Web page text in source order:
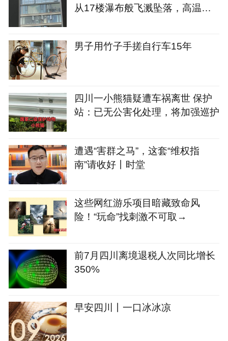
从17楼瀑布般飞溅坠落，高温天
男子用竹子手搓自行车15年
四川一小熊猫疑遭车祸离世 保护
站：已无公害化处理，将加强巡护
遭遇“害群之马”，这套“维权指
南”请收好丨时堂
这些网红游乐项目暗藏致命风
险！“玩命”找刺激不可取→
前7月四川离境退税人次同比增长
350%
早安四川丨一口冰冰凉